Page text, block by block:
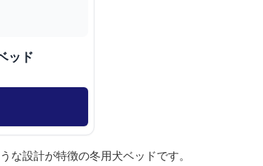
ッド
な設計が特徴の冬用犬ベッドです。